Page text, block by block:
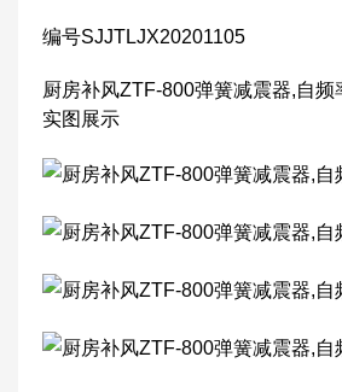
编号SJJTLJX20201105
厨房补风ZTF-800弹簧减震器,自频
实图展示